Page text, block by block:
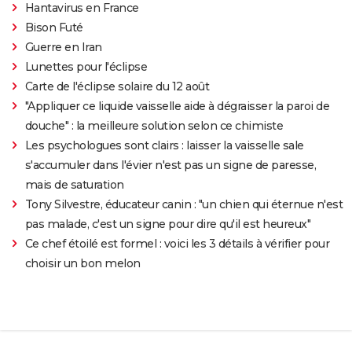
Hantavirus en France
Bison Futé
Guerre en Iran
Lunettes pour l'éclipse
Carte de l'éclipse solaire du 12 août
"Appliquer ce liquide vaisselle aide à dégraisser la paroi de
douche" : la meilleure solution selon ce chimiste
Les psychologues sont clairs : laisser la vaisselle sale
s'accumuler dans l'évier n'est pas un signe de paresse,
mais de saturation
Tony Silvestre, éducateur canin : "un chien qui éternue n'est
pas malade, c'est un signe pour dire qu'il est heureux"
Ce chef étoilé est formel : voici les 3 détails à vérifier pour
choisir un bon melon